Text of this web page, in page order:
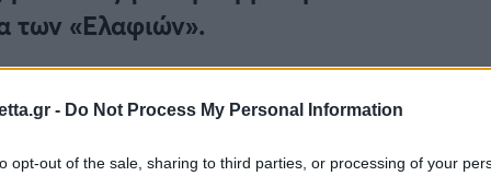
- Do Not Process My Personal Information
opt-out of the sale, sharing to third parties, or processing of your
των «Ελαφιών».
τους Μπακς στη νίκη με 129-117, την πρώτη